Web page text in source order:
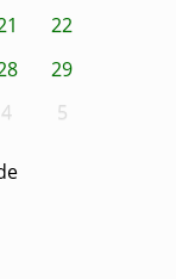
22
29
4 5